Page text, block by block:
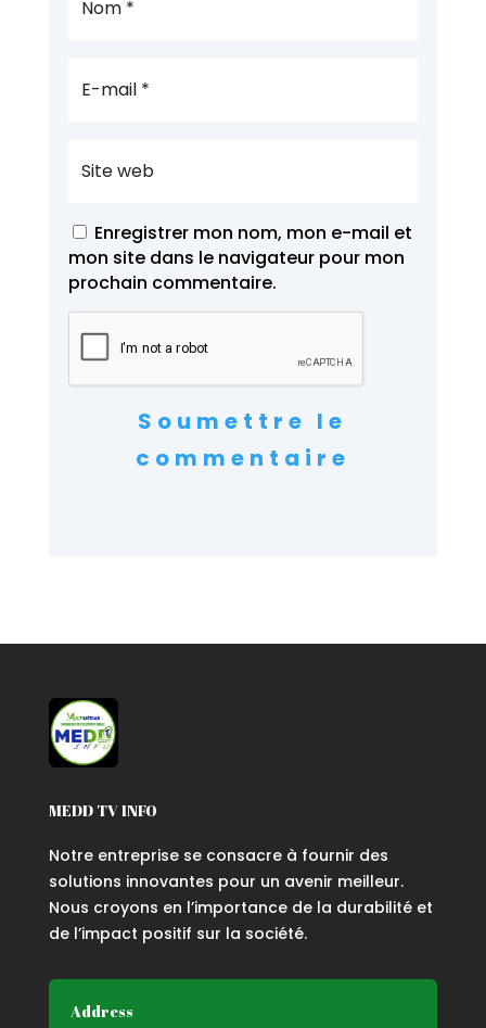
Enregistrer mon nom, mon e-mail et
mon site dans le navigateur pour mon
prochain commentaire.
Soumettre le
commentaire
MEDD TV INFO
Notre entreprise se consacre à fournir des
solutions innovantes pour un avenir meilleur.
Nous croyons en l’importance de la durabilité et
de l’impact positif sur la société.
Address